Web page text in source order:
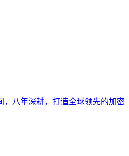
，八年深耕，打造全球领先的加密